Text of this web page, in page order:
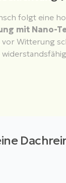
folgt eine
mit Nano-
vor Witterung